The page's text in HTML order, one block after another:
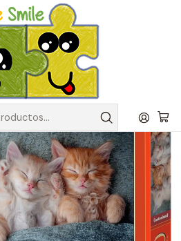
sobre $50.000 en Regiones de la
y Rompecabezas
Marcas
1000 Piezas | Gatitos Tiernos